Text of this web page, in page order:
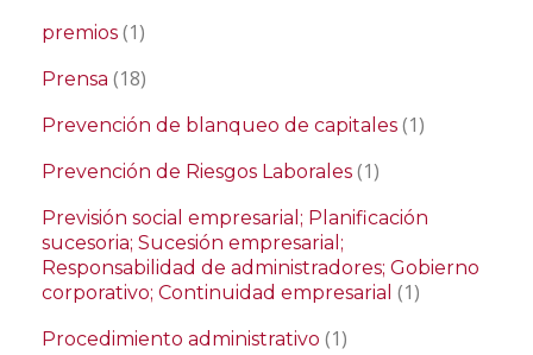
premios (1)
Prensa (18)
Prevención de blanqueo de capitales (1)
Prevención de Riesgos Laborales (1)
Previsión social empresarial; Planificación
sucesoria; Sucesión empresarial;
Responsabilidad de administradores; Gobierno
corporativo; Continuidad empresarial (1)
Procedimiento administrativo (1)